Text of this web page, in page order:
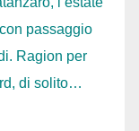
passaggio
Ragion per
di solito…